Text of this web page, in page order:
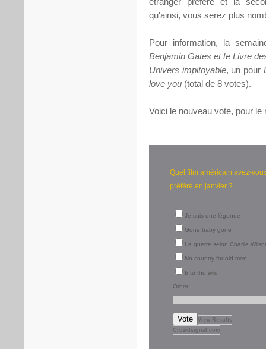
qu'ainsi, vous serez plus
Pour information, la
Benjamin Gates et le Livre
Univers impitoyable, un pour
love you (total de 8 votes).
Voici le nouveau vote, pour le
Quel film américain avez-
préféré en janvier ?
Je suis une légende
Gone baby gone
La guerre selon Charlie
No country for old men
Into the wild
Other:
Vote
View Results
Crowdsignal.com